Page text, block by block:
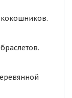
кокошников.